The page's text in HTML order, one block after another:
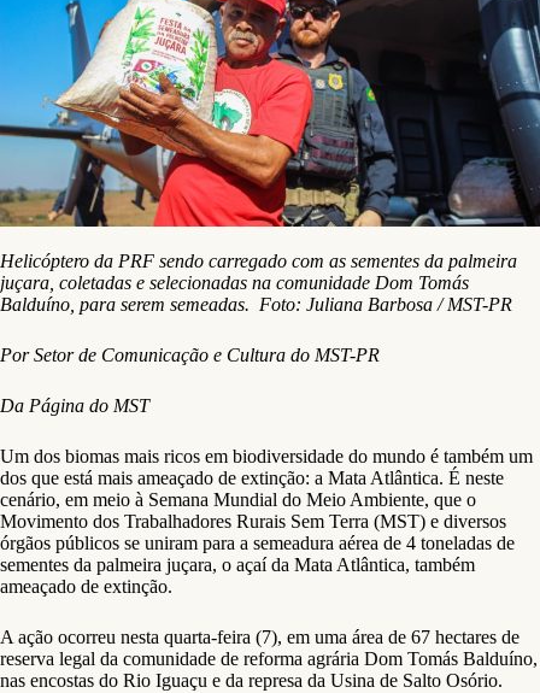
Helicóptero da PRF sendo carregado com as sementes da palmeira
juçara, coletadas e selecionadas na comunidade Dom Tomás
Balduíno, para serem semeadas. Foto: Juliana Barbosa / MST-PR
Por Setor de Comunicação e Cultura do MST-PR
Da Página do MST
Um dos biomas mais ricos em biodiversidade do mundo é também um
dos que está mais ameaçado de extinção: a Mata Atlântica. É neste
cenário, em meio à Semana Mundial do Meio Ambiente, que o
Movimento dos Trabalhadores Rurais Sem Terra (MST) e diversos
órgãos públicos se uniram para a semeadura aérea de 4 toneladas de
sementes da palmeira juçara, o açaí da Mata Atlântica, também
ameaçado de extinção.
A ação ocorreu nesta quarta-feira (7), em uma área de 67 hectares de
reserva legal da comunidade de reforma agrária Dom Tomás Balduíno,
nas encostas do Rio Iguaçu e da represa da Usina de Salto Osório.